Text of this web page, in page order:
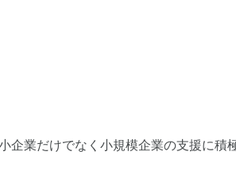
企業だけでなく小規模企業の支援に積